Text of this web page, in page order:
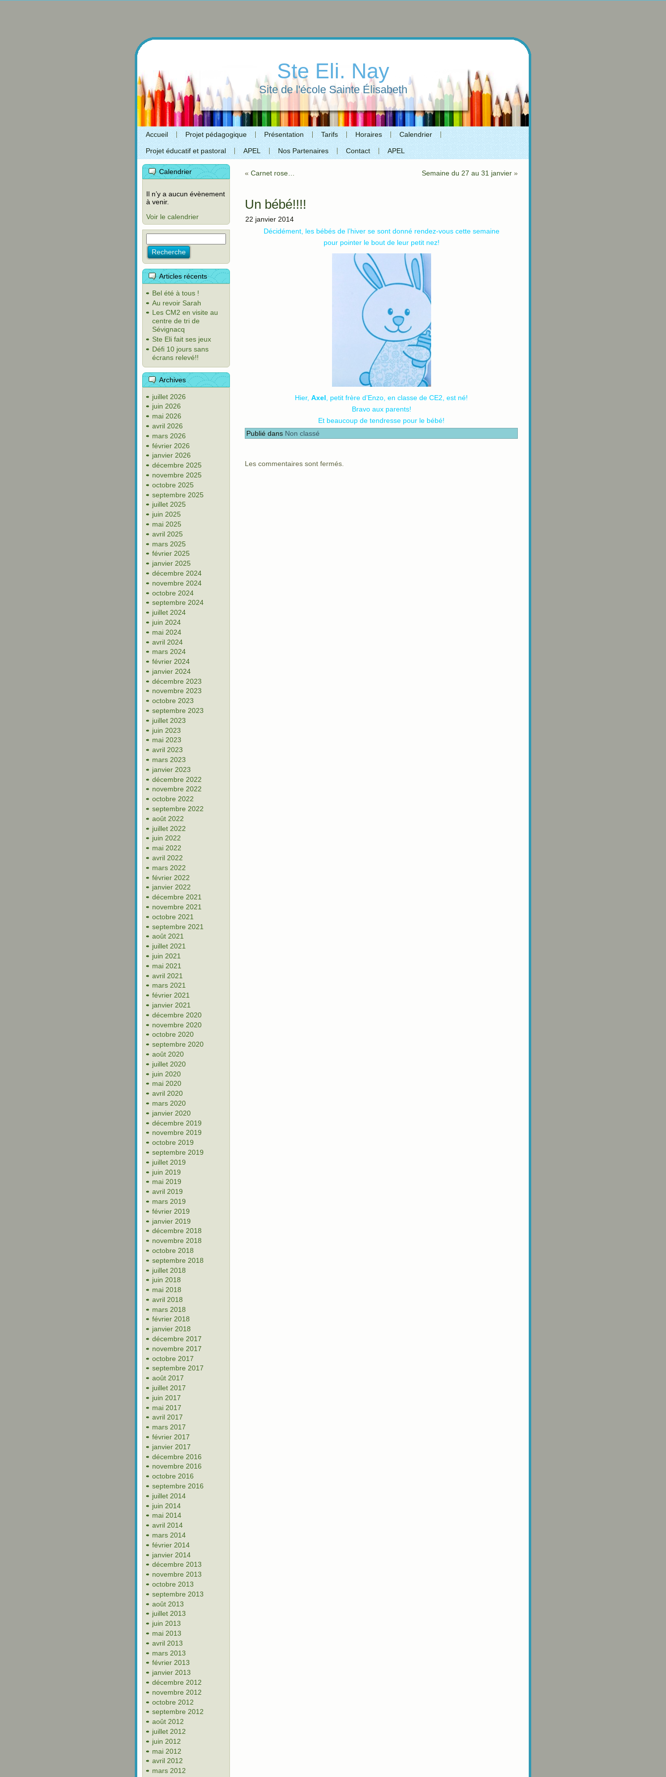
Ste Eli. Nay
Site de l'école Sainte Élisabeth
Accueil Projet pédagogique Présentation Tarifs Horaires Calendrier
Projet éducatif et pastoral APEL Nos Partenaires Contact APEL
Calendrier
Il n’y a aucun évènement
à venir.
Voir le calendrier
Articles récents
Bel été à tous !
Au revoir Sarah
Les CM2 en visite au
centre de tri de
Sévignacq
Ste Eli fait ses jeux
Défi 10 jours sans
écrans relevé!!
Archives
juillet 2026
juin 2026
mai 2026
avril 2026
mars 2026
février 2026
janvier 2026
décembre 2025
novembre 2025
octobre 2025
septembre 2025
juillet 2025
juin 2025
mai 2025
avril 2025
mars 2025
février 2025
janvier 2025
décembre 2024
novembre 2024
octobre 2024
septembre 2024
juillet 2024
juin 2024
mai 2024
avril 2024
mars 2024
février 2024
janvier 2024
décembre 2023
novembre 2023
octobre 2023
septembre 2023
juillet 2023
juin 2023
mai 2023
avril 2023
mars 2023
janvier 2023
décembre 2022
novembre 2022
octobre 2022
septembre 2022
août 2022
juillet 2022
juin 2022
mai 2022
avril 2022
mars 2022
février 2022
janvier 2022
décembre 2021
novembre 2021
octobre 2021
septembre 2021
août 2021
juillet 2021
juin 2021
mai 2021
avril 2021
mars 2021
février 2021
janvier 2021
décembre 2020
novembre 2020
octobre 2020
septembre 2020
août 2020
juillet 2020
juin 2020
mai 2020
avril 2020
mars 2020
janvier 2020
décembre 2019
novembre 2019
octobre 2019
septembre 2019
juillet 2019
juin 2019
mai 2019
avril 2019
mars 2019
février 2019
janvier 2019
décembre 2018
novembre 2018
octobre 2018
septembre 2018
juillet 2018
juin 2018
mai 2018
avril 2018
mars 2018
février 2018
janvier 2018
décembre 2017
novembre 2017
octobre 2017
septembre 2017
août 2017
juillet 2017
juin 2017
mai 2017
avril 2017
mars 2017
février 2017
janvier 2017
décembre 2016
novembre 2016
octobre 2016
septembre 2016
juillet 2014
juin 2014
mai 2014
avril 2014
mars 2014
février 2014
janvier 2014
décembre 2013
novembre 2013
octobre 2013
septembre 2013
août 2013
juillet 2013
juin 2013
mai 2013
avril 2013
mars 2013
février 2013
janvier 2013
décembre 2012
novembre 2012
octobre 2012
septembre 2012
août 2012
juillet 2012
juin 2012
mai 2012
avril 2012
mars 2012
« Carnet rose… Semaine du 27 au 31 janvier »
Un bébé!!!!
22 janvier 2014
Décidément, les bébés de l’hiver se sont donné rendez-vous cette semaine
pour pointer le bout de leur petit nez!
Hier, Axel, petit frère d’Enzo, en classe de CE2, est né!
Bravo aux parents!
Et beaucoup de tendresse pour le bébé!
Publié dans Non classé
Les commentaires sont fermés.